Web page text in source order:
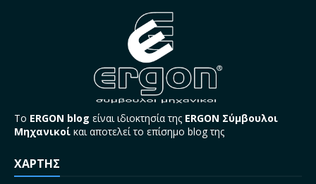
Το ERGON blog είναι ιδιοκτησία της ERGON Σύμβουλοι
Μηχανικοί και αποτελεί το επίσημο blog της
ΧΑΡΤΗΣ